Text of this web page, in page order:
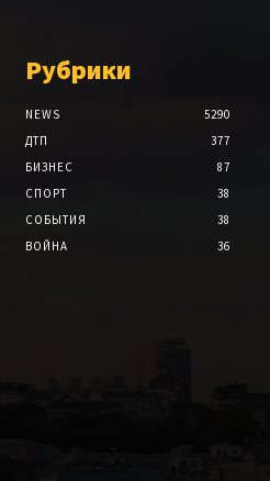
Рубрики
NEWS
5290
ДТП
377
БИЗНЕС
87
СПОРТ
38
СОБЫТИЯ
38
ВОЙНА
36